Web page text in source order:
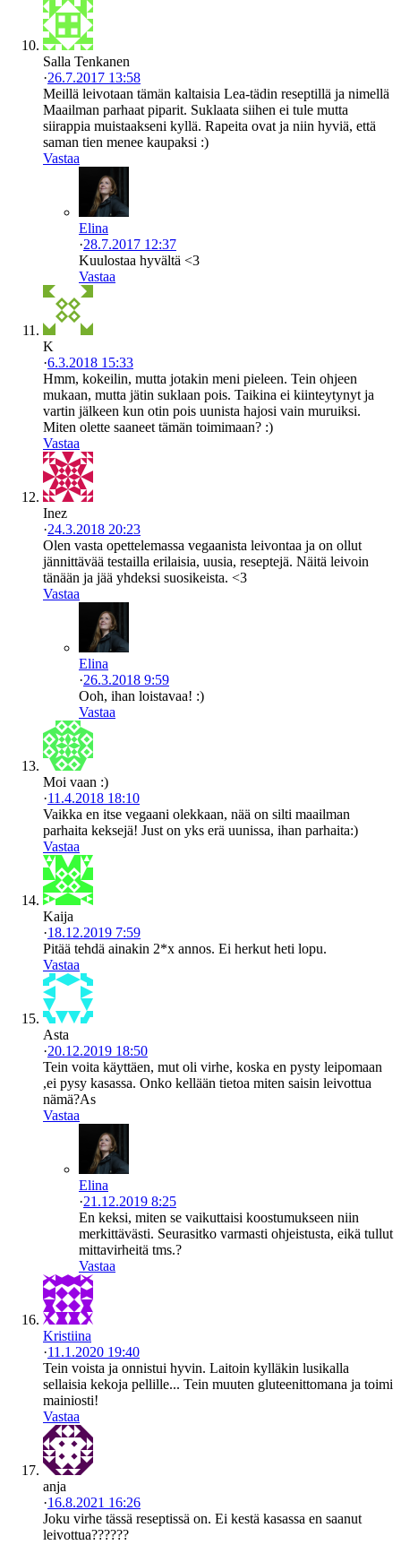
Salla Tenkanen
·26.7.2017 13:58
Meillä leivotaan tämän kaltaisia Lea-tädin reseptillä ja nimellä
Maailman parhaat piparit. Suklaata siihen ei tule mutta
siirappia muistaakseni kyllä. Rapeita ovat ja niin hyviä, että
saman tien menee kaupaksi :)
Vastaa
Elina
·28.7.2017 12:37
Kuulostaa hyvältä <3
Vastaa
K
·6.3.2018 15:33
Hmm, kokeilin, mutta jotakin meni pieleen. Tein ohjeen
mukaan, mutta jätin suklaan pois. Taikina ei kiinteytynyt ja
vartin jälkeen kun otin pois uunista hajosi vain muruiksi.
Miten olette saaneet tämän toimimaan? :)
Vastaa
Inez
·24.3.2018 20:23
Olen vasta opettelemassa vegaanista leivontaa ja on ollut
jännittävää testailla erilaisia, uusia, reseptejä. Näitä leivoin
tänään ja jää yhdeksi suosikeista. <3
Vastaa
Elina
·26.3.2018 9:59
Ooh, ihan loistavaa! :)
Vastaa
Moi vaan :)
·11.4.2018 18:10
Vaikka en itse vegaani olekkaan, nää on silti maailman
parhaita keksejä! Just on yks erä uunissa, ihan parhaita:)
Vastaa
Kaija
·18.12.2019 7:59
Pitää tehdä ainakin 2*x annos. Ei herkut heti lopu.
Vastaa
Asta
·20.12.2019 18:50
Tein voita käyttäen, mut oli virhe, koska en pysty leipomaan
,ei pysy kasassa. Onko kellään tietoa miten saisin leivottua
nämä?As
Vastaa
Elina
·21.12.2019 8:25
En keksi, miten se vaikuttaisi koostumukseen niin
merkittävästi. Seurasitko varmasti ohjeistusta, eikä tullut
mittavirheitä tms.?
Vastaa
Kristiina
·11.1.2020 19:40
Tein voista ja onnistui hyvin. Laitoin kylläkin lusikalla
sellaisia kekoja pellille... Tein muuten gluteenittomana ja toimi
mainiosti!
Vastaa
anja
·16.8.2021 16:26
Joku virhe tässä reseptissä on. Ei kestä kasassa en saanut
leivottua??????